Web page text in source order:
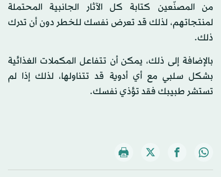
من المصنّعين كتابة كل الآثار الجانبية المحتملة
لمنتجاتهم، لذلك قد تعرض نفسك للخطر دون أن تدرك
ذلك.
بالإضافة إلى ذلك، يمكن أن تتفاعل المكملات الغذائية
بشكل سلبي مع أي أدوية قد تتناولها، لذلك إذا لم
تستشر طبيبك فقد تؤذي نفسك.